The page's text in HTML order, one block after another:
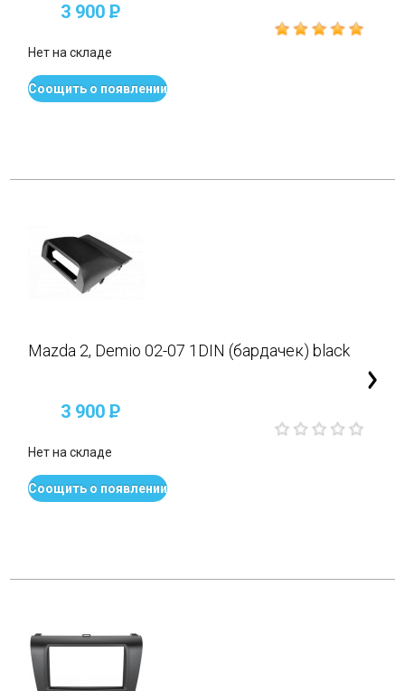
3 900P
Нет на складе
Соощить о появлении
Mazda 2, Demio 02-07 1DIN (бардачек) black
3 900P
Нет на складе
Соощить о появлении